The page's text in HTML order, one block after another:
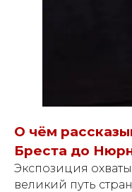
О чём
Бреста до
Экспозиция
великий путь